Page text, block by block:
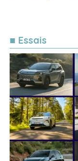
■ Essais